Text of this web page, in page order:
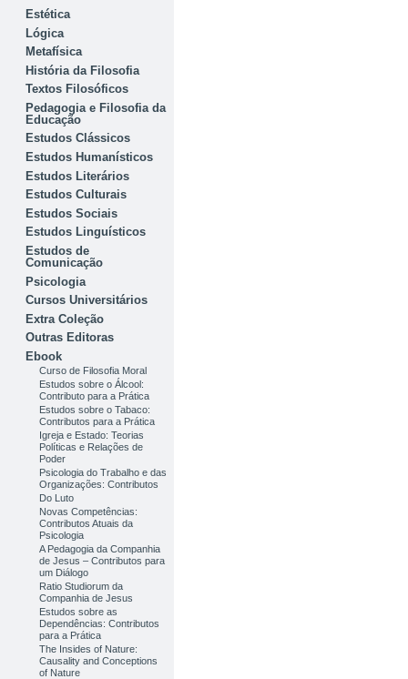
Estética
Lógica
Metafísica
História da Filosofia
Textos Filosóficos
Pedagogia e Filosofia da
Educação
Estudos Clássicos
Estudos Humanísticos
Estudos Literários
Estudos Culturais
Estudos Sociais
Estudos Linguísticos
Estudos de
Comunicação
Psicologia
Cursos Universitários
Extra Coleção
Outras Editoras
Ebook
Curso de Filosofia Moral
Estudos sobre o Álcool:
Contributo para a Prática
Estudos sobre o Tabaco:
Contributos para a Prática
Igreja e Estado: Teorias
Políticas e Relações de
Poder
Psicologia do Trabalho e das
Organizações: Contributos
Do Luto
Novas Competências:
Contributos Atuais da
Psicologia
A Pedagogia da Companhia
de Jesus – Contributos para
um Diálogo
Ratio Studiorum da
Companhia de Jesus
Estudos sobre as
Dependências: Contributos
para a Prática
The Insides of Nature:
Causality and Conceptions
of Nature